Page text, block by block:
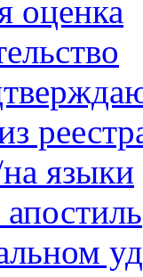
оценка
языки